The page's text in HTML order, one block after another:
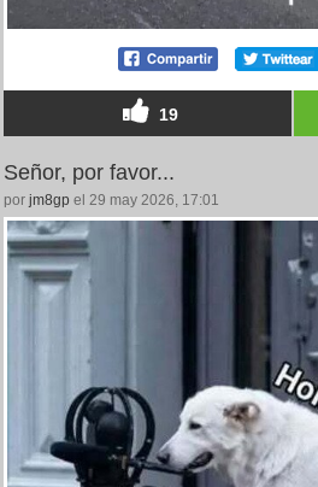
19
Señor, por favor...
por jm8gp el 29 may 2026, 17:01